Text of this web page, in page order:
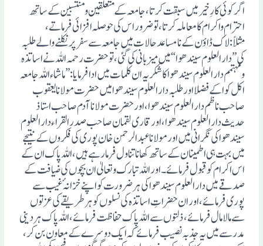
اگر کوئی کارِ خیر میں سبقت کرتا، جامعہ کے متعلقین ومنتسبین کے ساتھ
احترام واکرام کا معاملہ کرتا، تو ضرور اس کی حوصلہ افزائی فرماتے،
مثلاً:لاک ڈاوٴن کے نا مساعد حالات میں جامعہ سے سفر پر نکلنے والے طلبہ
کی ”دار العلوم سیندھوا“ میں میزبانی کی گئی ، تو حضرت رحمہ اللہ نے اساتذہ
ومہتمم دار العلوم سیندھوا کا شکریہ ان کلمات میں ادا فرمایا:”ما شاء اللہ جامعہ
اکل کوا کے فضلا اور طلبہ دار العلوم سیندھوا میں حضرت مولانا یعقوب
صاحب ناظم دار العلوم سیندھوا، اور حضرت مولانا آدم صاحب استاذ
حدیث دار العلوم سیندھوا، اور قاری لقمان صاحب صدر القراء دار العلوم
سیندھوا کی نگرانی میں اور مولانا عبد الرحمن خان پوری کی فکروں کے نتیجے
میں بہت ہی اطمینان کے ساتھ کھانا تناول فرمار ہے ہیں، اللہ پاک ان کے
اس اکرام کوقبول فرمائے۔ اور اللہ تبارک وتعالیٰ ان بچوں کی ضیافت کے
صدقے میں دار العلوم سیندھوا کی ہر ضرورت کو اپنے خزانہٴ غیب سے
پوری فرمائے، اور ان حضراتِ اساتذہ کی نسلوں کو ہر طریقے کی عزتوں
سے مالا مال فرمائے، ذلتوں سے اللہ پاک حفاظت فرمائے، اللہ پاک ہر دینی
مدرسے میں یہ جذبہ نصیب فرمائے کہ ایک دوسرے کے معاون بن کر،